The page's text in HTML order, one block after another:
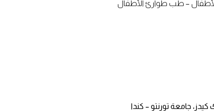
– طب طوارئ الأطفال
جامعة تورنتو – كندا